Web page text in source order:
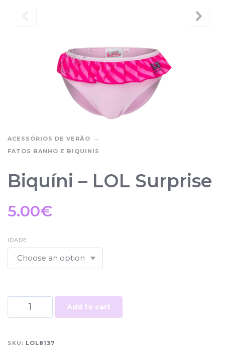
ACESSÓRIOS DE VERÃO
FATOS BANHO E BIQUINIS
Biquíni – LOL Surprise
5.00€
IDADE
Add to cart
SKU: LOL8137